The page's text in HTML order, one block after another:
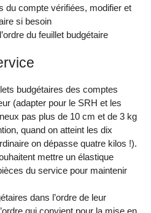
du compte vérifiées, modifier et
si besoin
du feuillet budgétaire
budgétaires des comptes
(adapter pour le SRH et les
pas plus de 10 cm et de 3 kg
quand on atteint les dix
on dépasse quatre kilos !).
mettre un élastique
du service pour maintenir
dans l’ordre de leur